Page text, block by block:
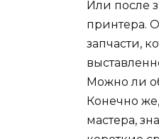
Или после
принтера.
запчасти,
Можно ли
Конечно
мастера,